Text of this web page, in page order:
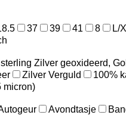
37 39 41 8 L/
Zilver geoxideerd,
Zilver Verguld 100%
micron)
Avondtasje